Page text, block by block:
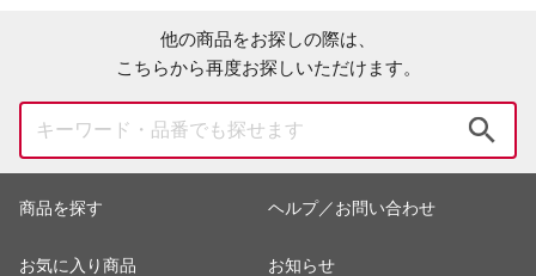
他の商品をお探しの際は、
こちらから再度お探しいただけます。
商品を探す
お気に入り商品
ヘルプ／お問い合わせ
お知らせ